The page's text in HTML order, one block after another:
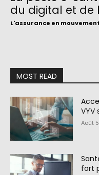
du digital et de
L'assurance en mouvement
MOST READ
VYV
Août
fort